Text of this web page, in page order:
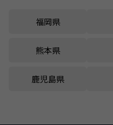
福岡県
熊本県
鹿児島県